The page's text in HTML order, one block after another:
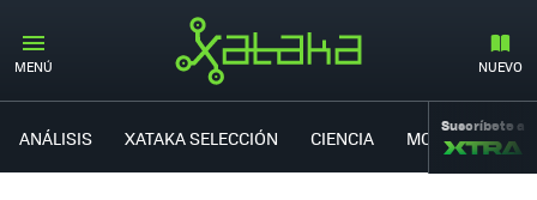
MENÚ NUEVO
ANÁLISIS XATAKA SELECCIÓN CIENCIA MOVILIDAD
Suscríbete a